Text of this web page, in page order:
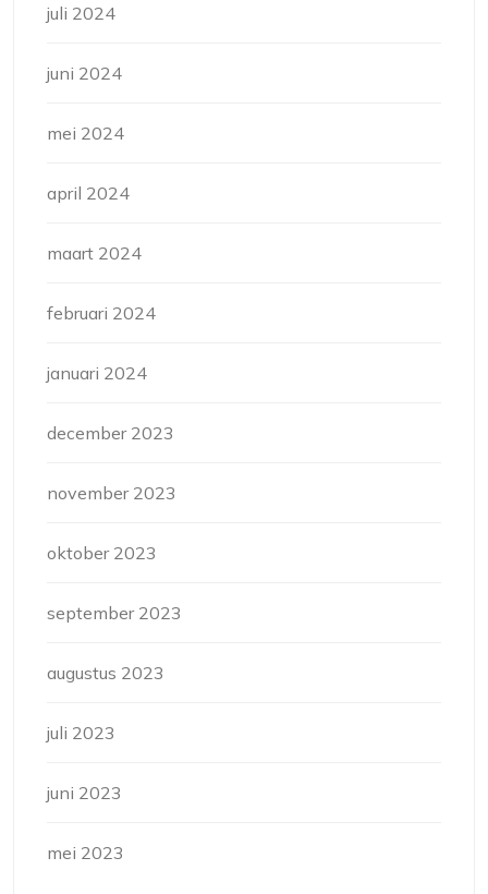
juli 2024
juni 2024
mei 2024
april 2024
maart 2024
februari 2024
januari 2024
december 2023
november 2023
oktober 2023
september 2023
augustus 2023
juli 2023
juni 2023
mei 2023